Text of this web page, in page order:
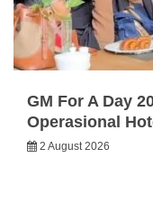
GM For A Day
Operasional
2 August 2026